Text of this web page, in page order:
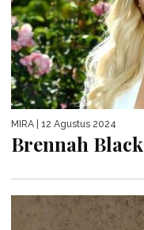
MIRA | 12 Agustus 2024
Brennah Black